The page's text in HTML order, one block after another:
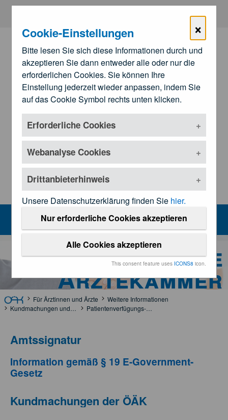
×
Cookie-Einstellungen
Bitte lesen Sie sich diese Informationen durch und
akzeptieren Sie dann entweder alle oder nur die
erforderlichen Cookies. Sie können Ihre
Einstellung jederzeit wieder anpassen, indem Sie
auf das Cookie Symbol rechts unten klicken.
Erforderliche Cookies
Webanalyse Cookies
Drittanbieterhinweis
Unsere Datenschutzerklärung finden Sie hier.
Nur erforderliche Cookies akzeptieren
Alle Cookies akzeptieren
This consent feature uses ICONS8 icon.
Zum Hauptinhalt springen
Zu den
Landesärztekammern
Kundmachungen und
MENU
Österreichische
Ärztekammer
Für Ärztinnen und Ärzte
Weitere Informationen
Kundmachungen und Rechtsgrundlagen
Patientenverfügungs-Gesetz (PatVG)
Amtssignatur
Information gemäß § 19 E-Government-
Gesetz
Kundmachungen der ÖÄK